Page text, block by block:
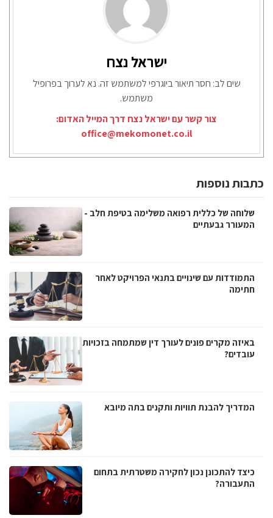
ישראל נצח
שים לב: חסר תיאור ביוגרפי למשתמש זה. נא לערוך בפרופיל
משתמש.
צור קשר עם ישראל נצח דרך המייל האדום:
office@mekomonet.co.il
כתבות נוספות
שלוחה של כללית רפואה משלימה בטיפת חלב -
המעורר גבעתיים
התמודדות עם שינויים בתנאי הפרויקט לאחר
חתימה
באיזה מקרים פונים לעורך דין שמתמחה בזכויות
עובדים?
המדריך להבנת תוויות ותקנים בתה מיובא
כיצד להתכונן נכון לחקירה משטרתית בתחום
התעבורה?